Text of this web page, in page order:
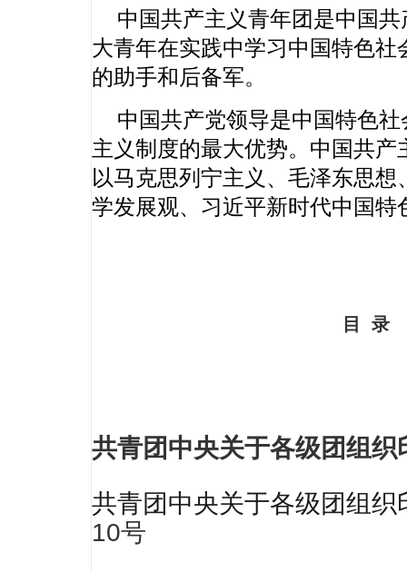
中国共产主义青年团是中国
大青年在实践中学习中国特色
的助手和后备军。
中国共产党领导是中国特色
主义制度的最大优势。中国共
以马克思列宁主义、毛泽东思想
学发展观、习近平新时代中国
目 录
共青团中央关于各级团组织
共青团中央关于各级团组
10号